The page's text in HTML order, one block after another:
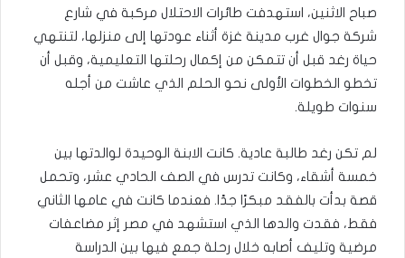
صباح الاثنين، استهدفت طائرات الاحتلال مركبة في شارع
شركة جوال غرب مدينة غزة أثناء عودتها إلى منزلها، لتنتهي
حياة رغد قبل أن تتمكن من إكمال رحلتها التعليمية، وقبل أن
تخطو الخطوات الأولى نحو الحلم الذي عاشت من أجله
سنوات طويلة.
لم تكن رغد طالبة عادية. كانت الابنة الوحيدة لوالدتها بين
خمسة أشقاء، وكانت تدرس في الصف الحادي عشر، وتحمل
قصة بدأت بالفقد مبكرًا جدًا. فعندما كانت في عامها الثاني
فقط، فقدت والدها الذي استشهد في مصر إثر مضاعفات
مرضية وتليف أصابه خلال رحلة جمع فيها بين الدراسة